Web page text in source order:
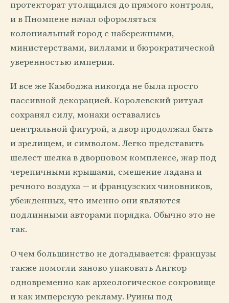
протекторат утолщился до прямого контроля,
и в Пномпене начал оформляться
колониальный город с набережными,
министерствами, виллами и бюрократической
уверенностью империи.
И все же Камбоджа никогда не была просто
пассивной декорацией. Королевский ритуал
сохранял силу, монахи оставались
центральной фигурой, а двор продолжал быть
и зрелищем, и символом. Легко представить
шелест шелка в дворцовом комплексе, жар под
черепичными крышами, смешение ладана и
речного воздуха — и французских чиновников,
убежденных, что именно они являются
подлинными авторами порядка. Обычно это не
так.
О чем большинство не догадывается: французы
также помогли заново упаковать Ангкор
одновременно как археологическое сокровище
и как имперскую рекламу. Руины под